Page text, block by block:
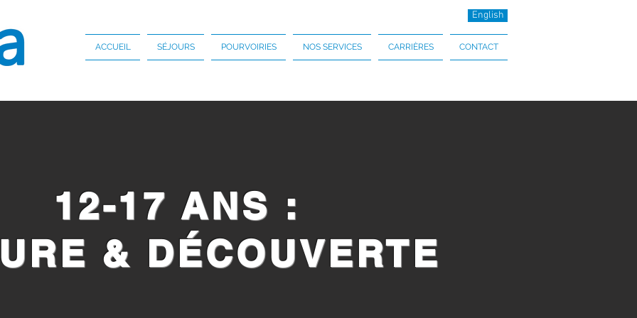
English
ACCUEIL SÉJOURS POURVOIRIES NOS SERVICES CARRIÈRES CONTACT
12-17 ANS :
& DÉCOUVERTE